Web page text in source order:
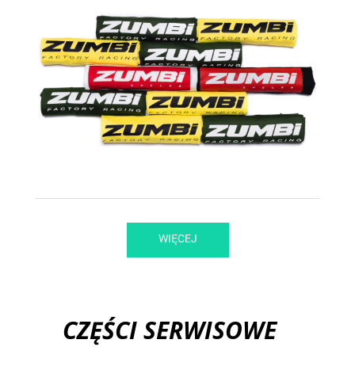
WIĘCEJ
CZĘŚCI SERWISOWE